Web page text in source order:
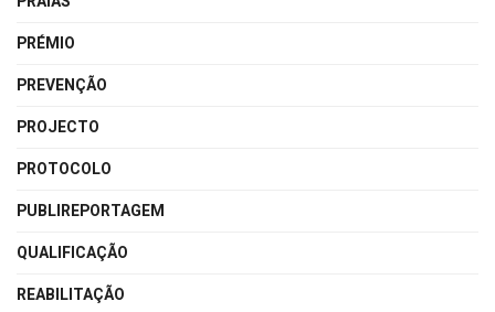
PRÉMIO
PREVENÇÃO
PROJECTO
PROTOCOLO
PUBLIREPORTAGEM
QUALIFICAÇÃO
REABILITAÇÃO